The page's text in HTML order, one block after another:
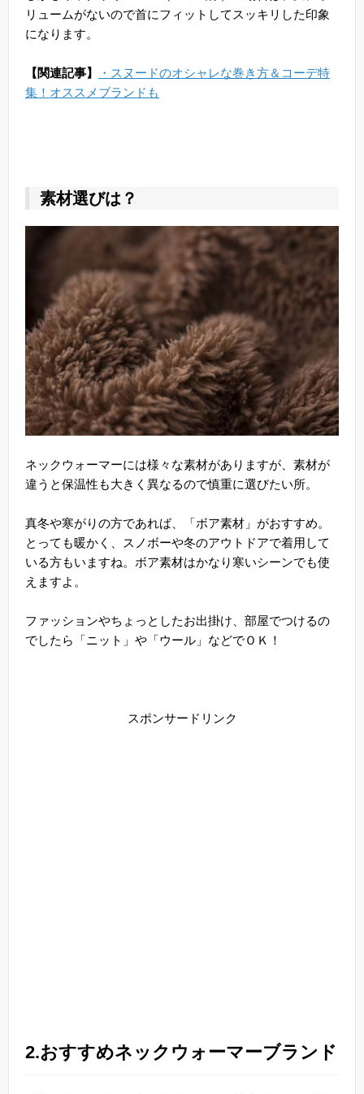
リュームがないので首にフィットしてスッキリした印象
になります。
【関連記事】
・スヌードのオシャレな巻き方＆コーデ特
集！オススメブランドも
素材選びは？
ネックウォーマーには様々な素材がありますが、素材が
違うと保温性も大きく異なるので慎重に選びたい所。
真冬や寒がりの方であれば、「ボア素材」がおすすめ。
とっても暖かく、スノボーや冬のアウトドアで着用して
いる方もいますね。ボア素材はかなり寒いシーンでも使
えますよ。
ファッションやちょっとしたお出掛け、部屋でつけるの
でしたら「ニット」や「ウール」などでＯＫ！
スポンサードリンク
2.おすすめネックウォーマーブランド